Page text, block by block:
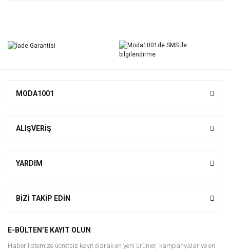
Yorum Yaz
MODA1001
ALIŞVERİŞ
YARDIM
BİZİ TAKİP EDİN
E-BÜLTEN’E KAYIT OLUN
Haber listemize ücretsiz kayıt olarak en yeni ürünler, kampanyalar ve en